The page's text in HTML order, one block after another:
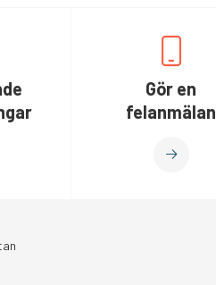
Gör en
felanmälan